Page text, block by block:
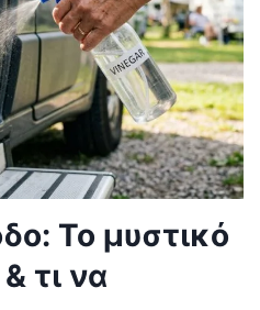
Το μυστικό
τι να